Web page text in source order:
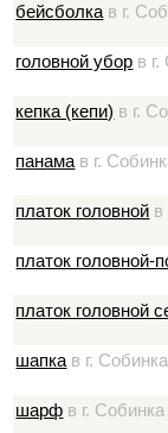
бейсболка в г.
головной убор в
кепка (кепи) в г.
панама в г.
платок головной в
платок головной-
платок головной
шапка в г. Собинка
шарф в г. Собинка